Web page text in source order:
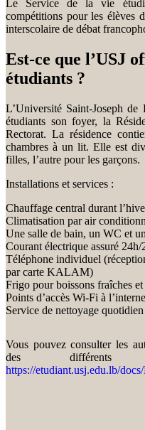
Le Service de la vie
compétitions pour les élèves
interscolaire de débat
Est-ce que l’USJ
étudiants ?
L’Université Saint-Joseph
étudiants son foyer, la
Rectorat. La résidence
chambres à un lit. Elle est
filles, l’autre pour les garçons.
Installations et services :
Chauffage central durant
Climatisation par air
Une salle de bain, un WC et
Courant électrique assuré
Téléphone individuel
par carte KALAM)
Frigo pour boissons fraîches
Points d’accès Wi-Fi à
Service de nettoyage quotidien
Vous pouvez consulter les
des
https://etudiant.usj.edu.lb/